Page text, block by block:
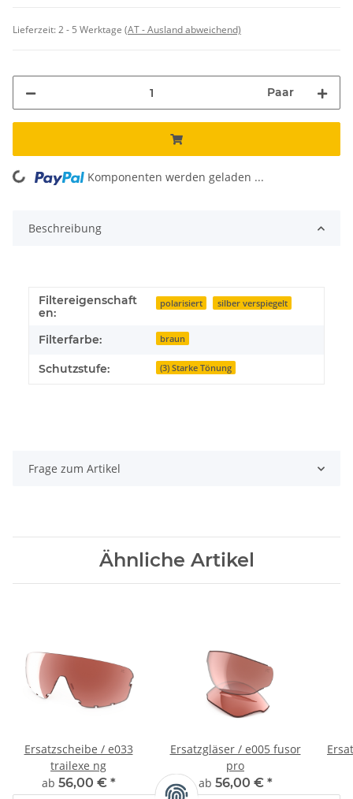
Lieferzeit:2 - 5 Werktage (AT - Ausland abweichend)
Paar
Loading... Komponenten werden geladen ...
Beschreibung
Filtereigenschaft
en:
polarisiert silber verspiegelt
Filterfarbe: braun
Schutzstufe: (3) Starke Tönung
Frage zum Artikel
Ähnliche Artikel
Ersatzscheibe / e033
trailexe ng
ab 56,00 € *
Ersatzgläser / e005 fusor
pro
ab 56,00 € *